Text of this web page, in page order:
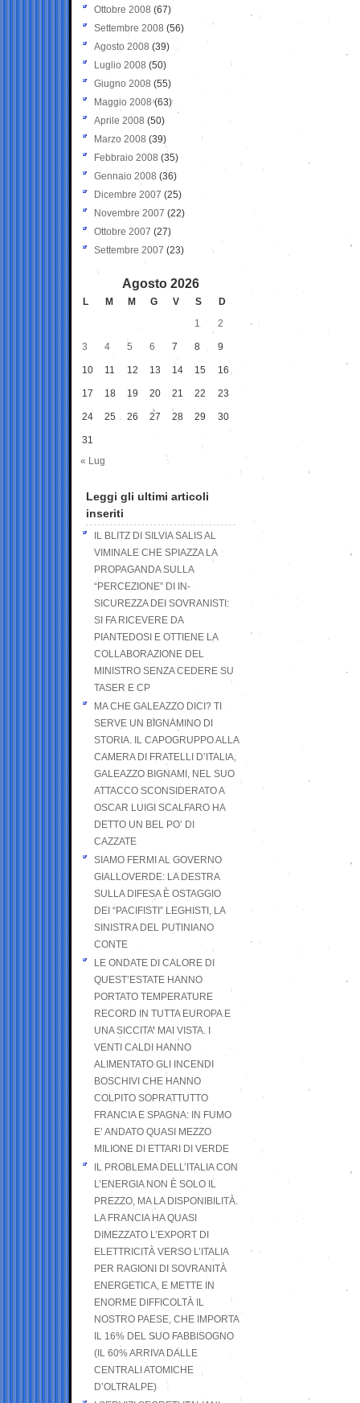
Ottobre 2008 (67)
Settembre 2008 (56)
Agosto 2008 (39)
Luglio 2008 (50)
Giugno 2008 (55)
Maggio 2008(63)
Aprile 2008 (50)
Marzo 2008 (39)
Febbraio 2008 (35)
Gennaio 2008 (36)
Dicembre 2007 (25)
Novembre 2007 (22)
Ottobre 2007 (27)
Settembre 2007 (23)
Agosto 2026
L M M G V S
D
1
2
3 4 5 6 7 8 9
10 11 12 13 14 15 16
17 18 19 20 21 22 23
24 25 26 27 28 29 30
31
« Lug
Leggi gli ultimi articoli
inseriti
IL BLITZ DI SILVIA SALIS AL
VIMINALE CHE SPIAZZA LA
PROPAGANDA SULLA
“PERCEZIONE” DI IN-
SICUREZZA DEI SOVRANISTI:
SI FA RICEVERE DA
PIANTEDOSI E OTTIENE LA
COLLABORAZIONE DEL
MINISTRO SENZA CEDERE SU
TASER E CP
MA CHE GALEAZZO DICI? TI
SERVE UN BIGNAMINO DI
STORIA. IL CAPOGRUPPO ALLA
CAMERA DI FRATELLI D’ITALIA,
GALEAZZO BIGNAMI, NEL SUO
ATTACCO SCONSIDERATO A
OSCAR LUIGI SCALFARO HA
DETTO UN BEL PO’ DI
CAZZATE
SIAMO FERMI AL GOVERNO
GIALLOVERDE: LA DESTRA
SULLA DIFESA È OSTAGGIO
DEI “PACIFISTI” LEGHISTI, LA
SINISTRA DEL PUTINIANO
CONTE
LE ONDATE DI CALORE DI
QUEST’ESTATE HANNO
PORTATO TEMPERATURE
RECORD IN TUTTA EUROPA E
UNA SICCITA’ MAI VISTA. I
VENTI CALDI HANNO
ALIMENTATO GLI INCENDI
BOSCHIVI CHE HANNO
COLPITO SOPRATTUTTO
FRANCIA E SPAGNA: IN FUMO
E’ ANDATO QUASI MEZZO
MILIONE DI ETTARI DI VERDE
IL PROBLEMA DELL’ITALIA CON
L’ENERGIA NON È SOLO IL
PREZZO, MA LA DISPONIBILITÀ.
LA FRANCIA HA QUASI
DIMEZZATO L’EXPORT DI
ELETTRICITÀ VERSO L’ITALIA
PER RAGIONI DI SOVRANITÀ
ENERGETICA, E METTE IN
ENORME DIFFICOLTÀ IL
NOSTRO PAESE, CHE IMPORTA
IL 16% DEL SUO FABBISOGNO
(IL 60% ARRIVA DALLE
CENTRALI ATOMICHE
D’OLTRALPE)